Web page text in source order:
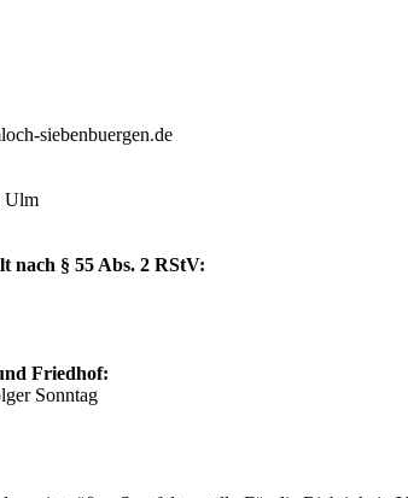
siebenbuergen.de
Ulm
§ 55 Abs. 2 RStV:
Friedhof:
Sonntag